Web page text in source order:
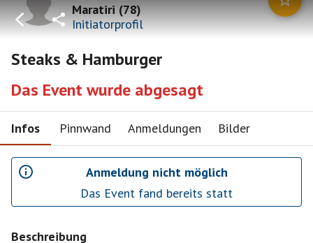
Maratiri(78)
Initiatorprofil
Steaks & Hamburger
Das Event wurde abgesagt
Infos Pinnwand Anmeldungen Bilder
Anmeldung nicht möglich
Das Event fand bereits statt
Beschreibung